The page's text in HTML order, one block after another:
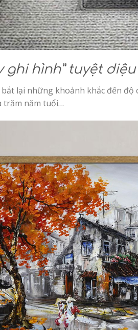
ghi hình” tuyệt
lại những khoảnh khắc đến
trăm năm tuổi…